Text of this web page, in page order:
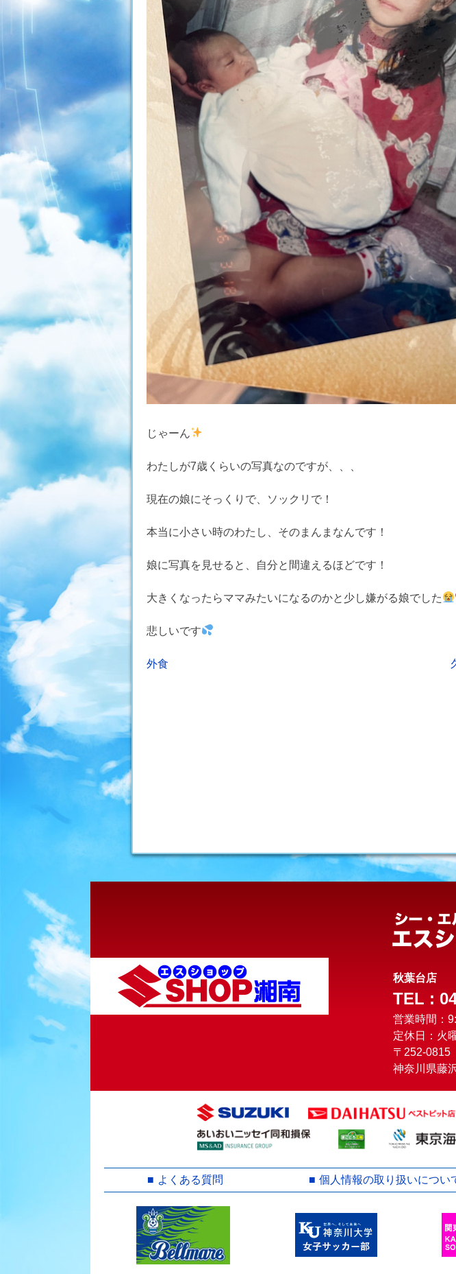
じゃーん
わたしが7歳くらいの写真なのですが、、、
現在の娘にそっくりで、ソックリで！
本当に小さい時のわたし、そのまんまなんです！
娘に写真を見せると、自分と間違えるほどです！
大きくなったらママみたいになるのかと少し嫌がる娘でした
悲しいです
投
外食
秋葉台店
TEL :
営業時間：
定休日：火
〒252-0815
神奈川県藤
よくある質問 個人情報の取り扱いについ